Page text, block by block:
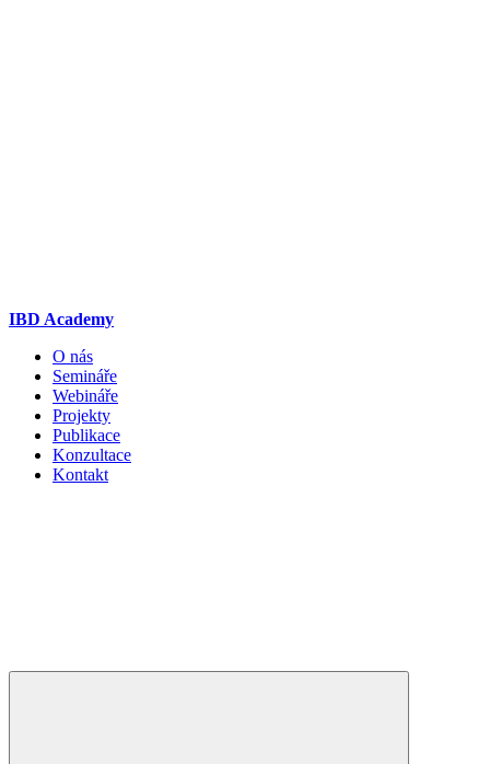
IBD Academy
O nás
Semináře
Webináře
Projekty
Publikace
Konzultace
Kontakt